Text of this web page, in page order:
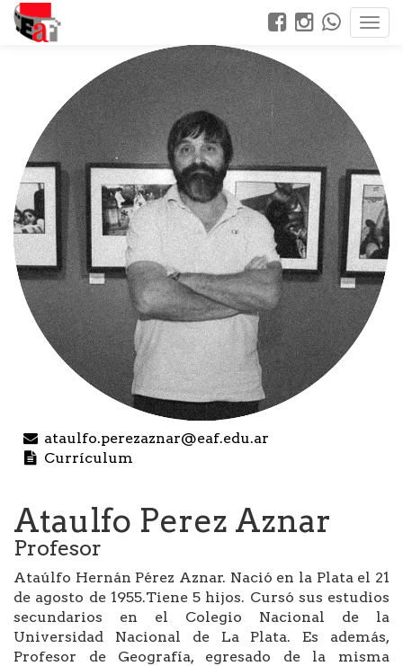
ataulfo.perezaznar@eaf.edu.ar
Currículum
Ataulfo Perez Aznar
Profesor
Ataúlfo Hernán Pérez Aznar. Nació en la Plata el 21
de agosto de 1955.Tiene 5 hijos. Cursó sus estudios
secundarios en el Colegio Nacional de la
Universidad Nacional de La Plata. Es además,
Profesor de Geografía, egresado de la misma